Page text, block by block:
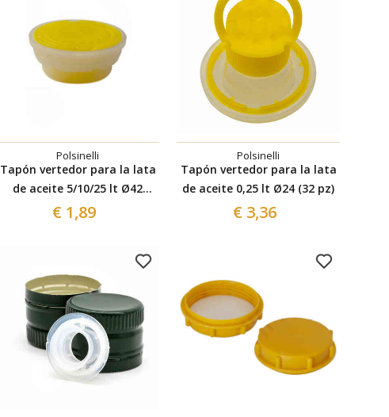
Polsinelli
Tapón vertedor para la lata
de aceite 5/10/25 lt Ø42
(unid.12)
€ 1,89
Polsinelli
Tapón vertedor para la lata
de aceite 0,25 lt Ø24 (32 pz)
€ 3,36